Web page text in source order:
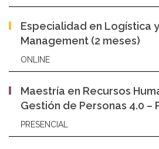
Especialidad en Logística
Management (2 meses)
ONLINE
Maestría en Recursos
Gestión de Personas 4.0 –
PRESENCIAL